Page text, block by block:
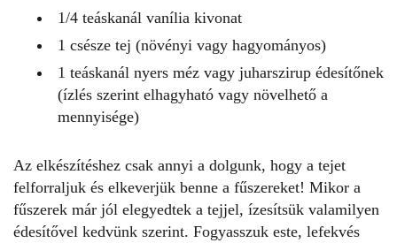
1/4 teáskanál vanília kivonat
1 csésze tej (növényi vagy hagyományos)
1 teáskanál nyers méz vagy juharszirup édesítőnek
(ízlés szerint elhagyható vagy növelhető a
mennyisége)
Az elkészítéshez csak annyi a dolgunk, hogy a tejet
felforraljuk és elkeverjük benne a fűszereket! Mikor a
fűszerek már jól elegyedtek a tejjel, ízesítsük valamilyen
édesítővel kedvünk szerint. Fogyasszuk este, lefekvés